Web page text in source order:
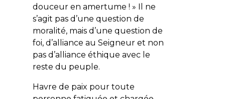
douceur en amertume ! » Il ne
s’agit pas d’une question de
moralité, mais d’une question de
foi, d’alliance au Seigneur et non
pas d’alliance éthique avec le
reste du peuple.
Havre de paix pour toute